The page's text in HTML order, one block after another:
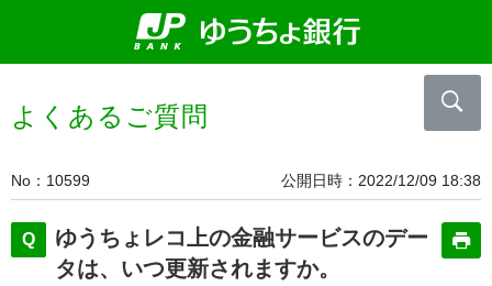
よくあるご質問
No 10599 公開日時 2022/12/09 18:38
ゆうちょレコ上の金融サービスのデー
タは、いつ更新されますか。